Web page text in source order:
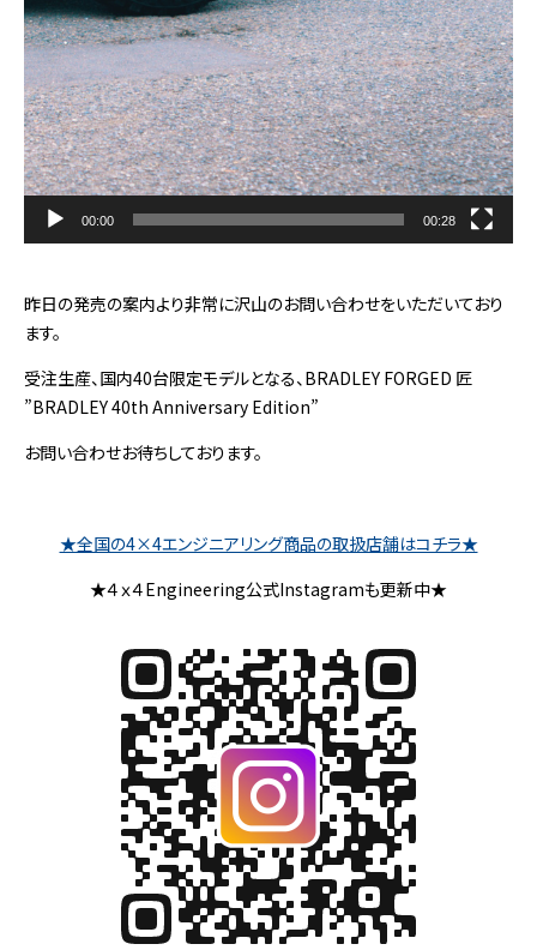
00:00 00:28
昨日の発売の案内より非常に沢山のお問い合わせをいただいており
ます。
受注生産、国内40台限定モデルとなる、BRADLEY FORGED 匠
”BRADLEY 40th Anniversary Edition”
お問い合わせお待ちしております。
★全国の4×4エンジニアリング商品の取扱店舗はコチラ★
★４ｘ４Engineering公式Instagramも更新中★